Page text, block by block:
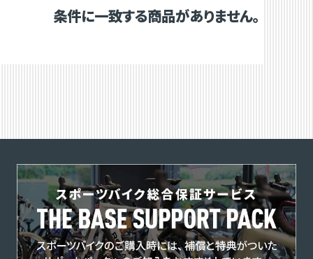
条件に一致する商品がありません。